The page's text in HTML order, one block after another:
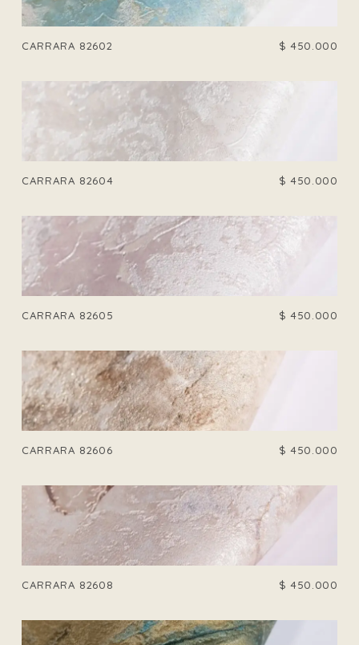
CARRARA 82602 $ 450.000
CARRARA 82604 $ 450.000
CARRARA 82605 $ 450.000
CARRARA 82606 $ 450.000
CARRARA 82608 $ 450.000